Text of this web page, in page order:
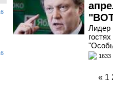
Лидер
1633
« 1